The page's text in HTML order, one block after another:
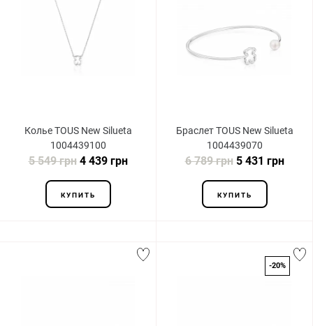
Колье TOUS New Silueta
1004439100
5 549 грн4 439 грн
КУПИТЬ
Браслет TOUS New Silueta
1004439070
6 789 грн5 431 грн
КУПИТЬ
-20%